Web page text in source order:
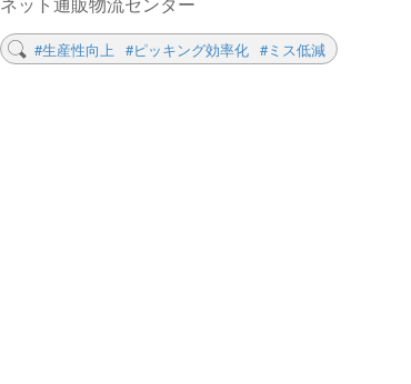
#生産性向上 #ピッキング効率化 #ミス低減